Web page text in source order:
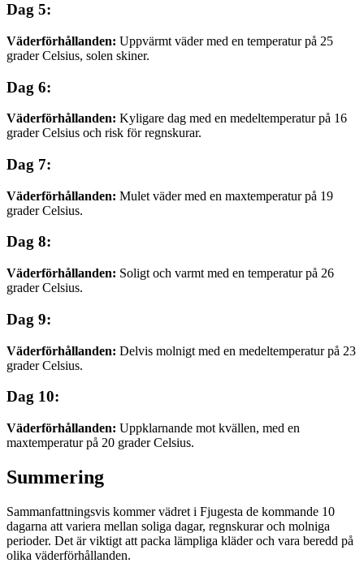
Dag 5:
Väderförhållanden: Uppvärmt väder med en temperatur på 25
grader Celsius, solen skiner.
Dag 6:
Väderförhållanden: Kyligare dag med en medeltemperatur på 16
grader Celsius och risk för regnskurar.
Dag 7:
Väderförhållanden: Mulet väder med en maxtemperatur på 19
grader Celsius.
Dag 8:
Väderförhållanden: Soligt och varmt med en temperatur på 26
grader Celsius.
Dag 9:
Väderförhållanden: Delvis molnigt med en medeltemperatur på 23
grader Celsius.
Dag 10:
Väderförhållanden: Uppklarnande mot kvällen, med en
maxtemperatur på 20 grader Celsius.
Summering
Sammanfattningsvis kommer vädret i Fjugesta de kommande 10
dagarna att variera mellan soliga dagar, regnskurar och molniga
perioder. Det är viktigt att packa lämpliga kläder och vara beredd på
olika väderförhållanden.